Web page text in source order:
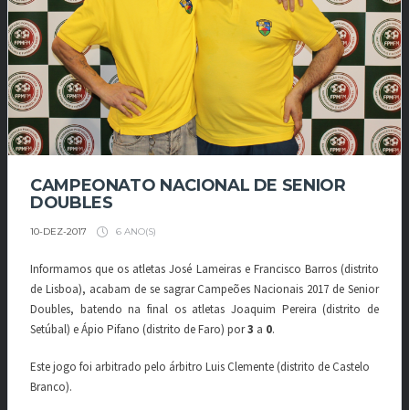
CAMPEONATO NACIONAL DE SENIOR
DOUBLES
10-DEZ-2017 6 ANO(S)
Informamos que os atletas José Lameiras e Francisco Barros (distrito
de Lisboa), acabam de se sagrar Campeões Nacionais 2017 de Senior
Doubles, batendo na final os atletas Joaquim Pereira (distrito de
Setúbal) e Ápio Pifano (distrito de Faro) por3 a 0.
Este jogo foi arbitrado pelo árbitro Luis Clemente (distrito de Castelo
Branco).